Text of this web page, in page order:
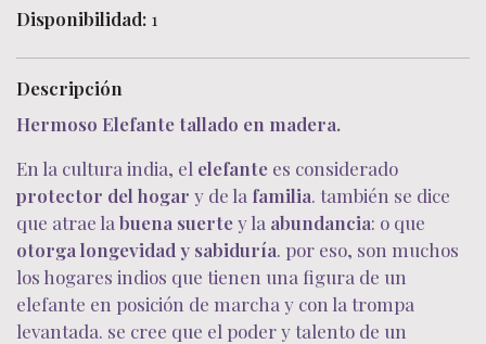
Disponibilidad: 1
Descripción
Hermoso Elefante tallado en madera.
En la cultura india, el elefante es considerado
protector del hogar y de la familia. también se dice
que atrae la buena suertey la abundancia: o que
otorga longevidad y sabiduría. por eso, son muchos
los hogares indios que tienen una figura de un
elefante en posición de marcha y con la trompa
levantada. se cree que el poder y talento de un